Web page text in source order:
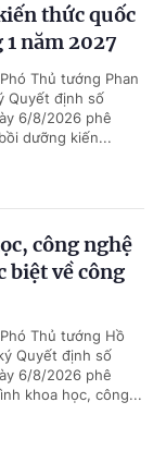
thức quốc
năm 2027
Thủ tướng Phan
Quyết định số
6/8/2026 phê
dưỡng kiến...
công nghệ
biệt về công
Thủ tướng Hồ
Quyết định số
6/8/2026 phê
khoa học, công...